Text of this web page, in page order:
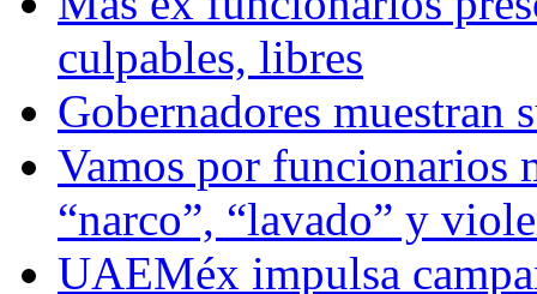
culpables, libres
Gobernadores muestran
Vamos por funcionarios
“narco”, “lavado” y
UAEMéx impulsa